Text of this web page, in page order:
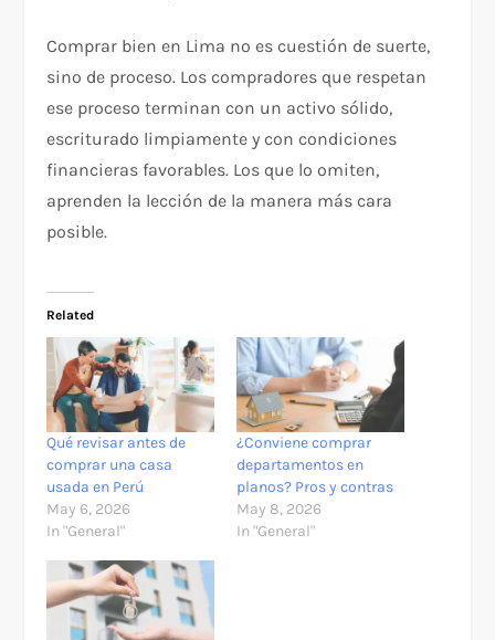
Comprar bien en Lima no es cuestión de suerte,
sino de proceso. Los compradores que respetan
ese proceso terminan con un activo sólido,
escriturado limpiamente y con condiciones
financieras favorables. Los que lo omiten,
aprenden la lección de la manera más cara
posible.
Related
Qué revisar antes de
comprar una casa
usada en Perú
May 6, 2026
In "General"
¿Conviene comprar
departamentos en
planos? Pros y contras
May 8, 2026
In "General"